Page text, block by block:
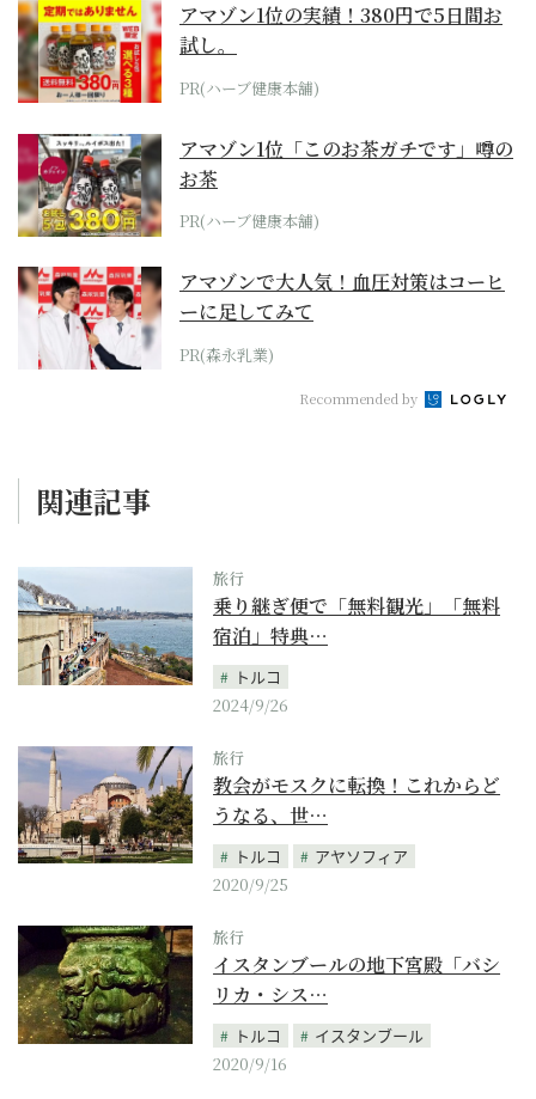
アマゾン1位の実績！380円で5日間お
試し。
PR(ハーブ健康本舗)
アマゾン1位「このお茶ガチです」噂の
お茶
PR(ハーブ健康本舗)
アマゾンで大人気！血圧対策はコーヒ
ーに足してみて
PR(森永乳業)
Recommended by
関連記事
旅行
乗り継ぎ便で「無料観光」「無料
宿泊」特典…
トルコ
2024/9/26
旅行
教会がモスクに転換！これからど
うなる、世…
トルコ
アヤソフィア
2020/9/25
旅行
イスタンブールの地下宮殿「バシ
リカ・シス…
トルコ
イスタンブール
2020/9/16